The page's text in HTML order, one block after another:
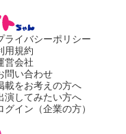
ライバシーポリシー
用規約
営会社
問い合わせ
載をお考えの方へ
演してみたい方へ
グイン（企業の方）